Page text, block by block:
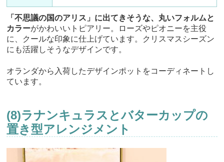
「不思議の国のアリス」に出てきそうな、丸いフォルムと
カラーがかわいいトピアリー。ローズやピオニーを主役
に、クールな印象に仕上げています。クリスマスシーズン
にも活躍しそうなデザインです。
オランダから入荷したデザインポットをコーディネートし
ています。
(8)ラナンキュラスとバターカップの
置き型アレンジメント